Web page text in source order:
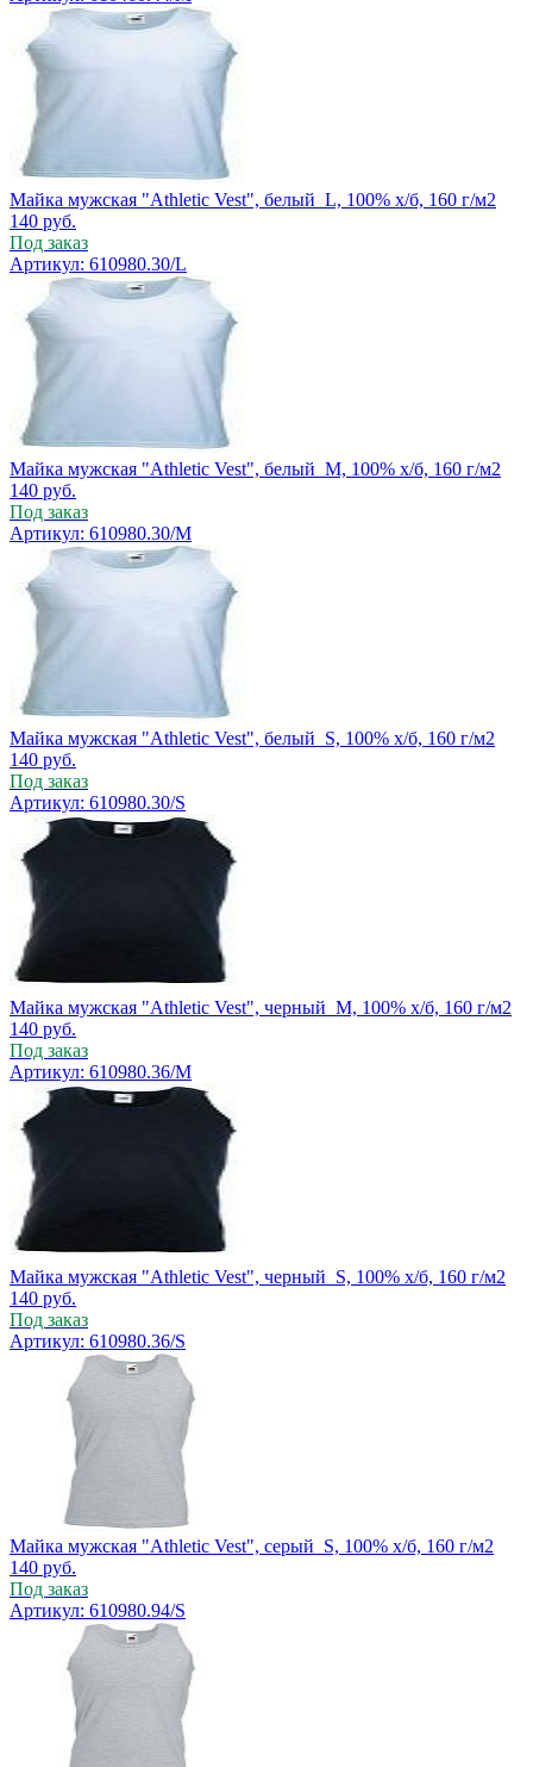
Майка мужская "Athletic Vest", белый_L, 100% х/б, 160 г/м2
140 руб.
Под заказ
Артикул: 610980.30/L
Майка мужская "Athletic Vest", белый_M, 100% х/б, 160 г/м2
140 руб.
Под заказ
Артикул: 610980.30/M
Майка мужская "Athletic Vest", белый_S, 100% х/б, 160 г/м2
140 руб.
Под заказ
Артикул: 610980.30/S
Майка мужская "Athletic Vest", черный_M, 100% х/б, 160 г/м2
140 руб.
Под заказ
Артикул: 610980.36/M
Майка мужская "Athletic Vest", черный_S, 100% х/б, 160 г/м2
140 руб.
Под заказ
Артикул: 610980.36/S
Майка мужская "Athletic Vest", серый_S, 100% х/б, 160 г/м2
140 руб.
Под заказ
Артикул: 610980.94/S